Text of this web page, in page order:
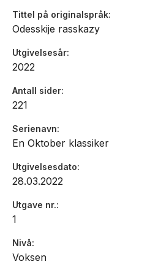
hjemme. Men han gjorde det ved
livskraften og intensiteten i en
- Bernhard Ellefsen, Morgenbladet
glimrende valg når norske forlag
kataloger for Ukraina-aktuelle
Babels sterke kunstgrep er å
brennpunkt. Forfatteren
inn i den unge Isaak og utstyrer
flammende fantasi som «en
sydende miljø. Novellene har
gangstere, grossister, fylliker og
Tittel på originalspråk
Odesskije rasskazy
Utgivelsesår
2022
Antall sider
221
Serienavn
En Oktober klassiker
Utgivelsesdato
28.03.2022
Utgave nr.
1
Nivå
Voksen